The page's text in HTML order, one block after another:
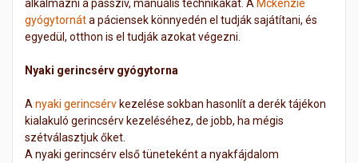
alkalmazni a passzív, manuális technikákat. A Mckenzie
gyógytornáta páciensek könnyedén el tudják sajátítani, és
egyedül, otthon is el tudják azokat végezni.
Nyaki gerincsérv gyógytorna
A nyaki gerincsérv kezelése sokban hasonlít a derék tájékon
kialakuló gerincsérv kezeléséhez, de jobb, ha mégis
szétválasztjuk őket.
A nyaki gerincsérv első tüneteként a nyakfájdalom